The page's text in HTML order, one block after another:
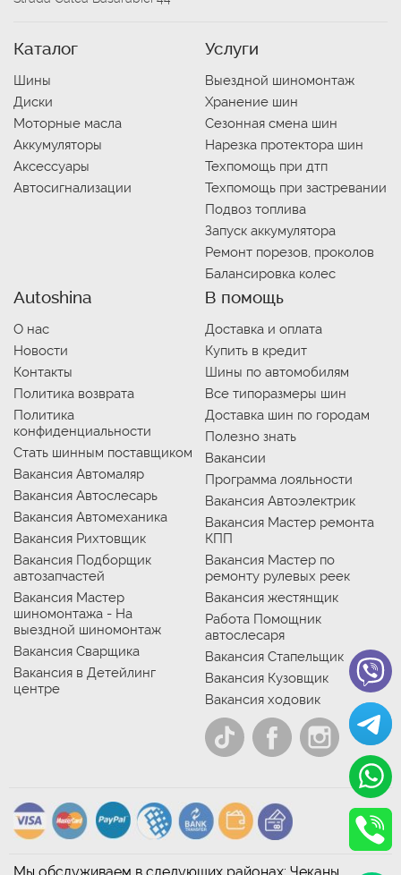
Каталог
Шины
Диски
Моторные масла
Аккумуляторы
Аксессуары
Автосигнализации
Услуги
Выездной шиномонтаж
Хранение шин
Сезонная смена шин
Нарезка протектора шин
Техпомощь при дтп
Техпомощь при застревании
Подвоз топлива
Запуск аккумулятора
Ремонт порезов, проколов
Балансировка колес
Autoshina
О нас
Новости
Контакты
Политика возврата
Политика
конфиденциальности
Стать шинным поставщиком
Вакансия Автомаляр
Вакансия Автослесарь
Вакансия Автомеханика
Вакансия Рихтовщик
Вакансия Подборщик
автозапчастей
Вакансия Мастер
шиномонтажа - На
выездной шиномонтаж
Вакансия Сварщика
Вакансия в Детейлинг
центре
В помощь
Доставка и оплата
Купить в кредит
Шины по автомобилям
Все типоразмеры шин
Доставка шин по городам
Полезно знать
Вакансии
Программа лояльности
Вакансия Автоэлектрик
Вакансия Мастер ремонта
КПП
Вакансия Мастер по
ремонту рулевых реек
Вакансия жестянщик
Работа Помощник
автослесаря
Вакансия Стапельщик
Вакансия Кузовщик
Вакансия ходовик